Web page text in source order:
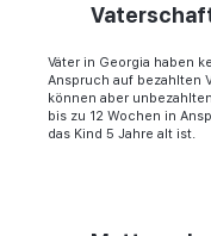
Väter in Georgia haben
Anspruch auf bezahlten
können aber
bis zu 12 Wochen in
das Kind 5 Jahre alt ist.